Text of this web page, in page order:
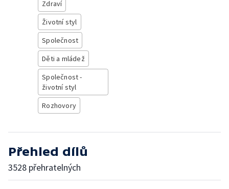
Zdraví
Životní styl
Společnost
Děti a mládež
Společnost -
životní styl
Rozhovory
Přehled dílů
3528 přehratelných